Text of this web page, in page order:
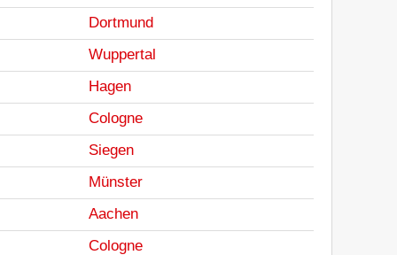
Dortmund
Wuppertal
Hagen
Cologne
Siegen
Münster
Aachen
Cologne